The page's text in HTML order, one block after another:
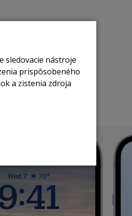
sledovacie nástroje
prispôsobeného
a zistenia zdroja